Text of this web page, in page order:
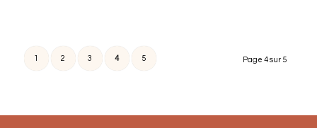
Page 4 sur 5
1 2 3 4 5